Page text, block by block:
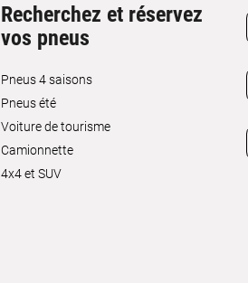
Recherchez et réservez
vos pneus
Pneus 4 saisons
Pneus été
Voiture de tourisme
Camionnette
4x4 et SUV